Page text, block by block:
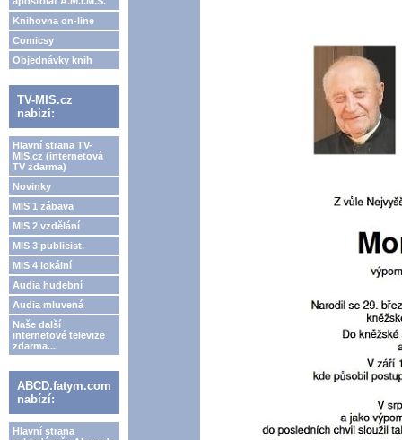
Knihovna on-line
Comicsy
Objednávky knih
TV-MIS.cz
nabízí:
Hlavní strana TV-
MIS.cz (internetová
TV zdarma)
Novinky
MIS 1 zábava
MIS 2 vzdělání
MIS 3 publicist.
MIS 4 lokální
Audia hudební
Audia mluvená
Naše další
internetové televize
zdarma...
ABCD.fatym.com
nabízí:
Hlavní strana